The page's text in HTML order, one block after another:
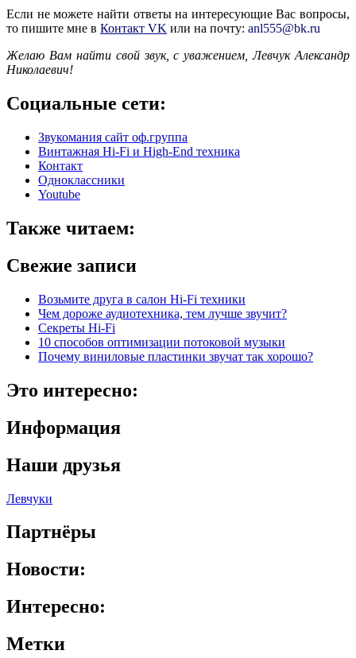
Если не можете найти ответы на интересующие Вас вопросы,
то пишите мне в Контакт VK или на почту: anl555@bk.ru
Желаю Вам найти свой звук, с уважением, Левчук Александр
Николаевич!
Социальные сети:
Звукомания сайт оф.группа
Винтажная Hi-Fi и High-End техника
Контакт
Одноклассники
Youtube
Также читаем:
Свежие записи
Возьмите друга в салон Hi-Fi техники
Чем дороже аудиотехника, тем лучше звучит?
Секреты Hi-Fi
10 способов оптимизации потоковой музыки
Почему виниловые пластинки звучат так хорошо?
Это интересно:
Информация
Наши друзья
Левчуки
Партнёры
Новости:
Интересно:
Метки